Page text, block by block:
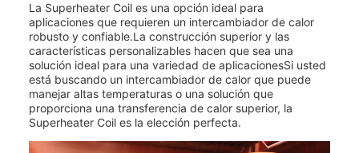
La Superheater Coil es una opción ideal para
aplicaciones que requieren un intercambiador de calor
robusto y confiable.La construcción superior y las
características personalizables hacen que sea una
solución ideal para una variedad de aplicacionesSi usted
está buscando un intercambiador de calor que puede
manejar altas temperaturas o una solución que
proporciona una transferencia de calor superior, la
Superheater Coil es la elección perfecta.